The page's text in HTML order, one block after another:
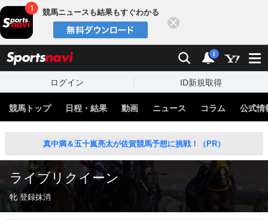
競馬ニュースも結果もすぐわかる
検索 通知
i
ログイン ID新規取得
競馬トップ 日程・結果 動画 ニュース コラム 公式情
真中満＆五十嵐亮太が佐賀競馬予想に挑戦！（PR）
ライブリクイーン
牝 登録抹消